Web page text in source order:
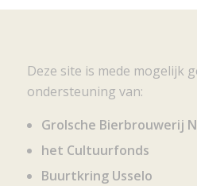
Deze site is mede mogelijk
ondersteuning van:
Grolsche Bierbrouwerij
het Cultuurfonds
Buurtkring Usselo